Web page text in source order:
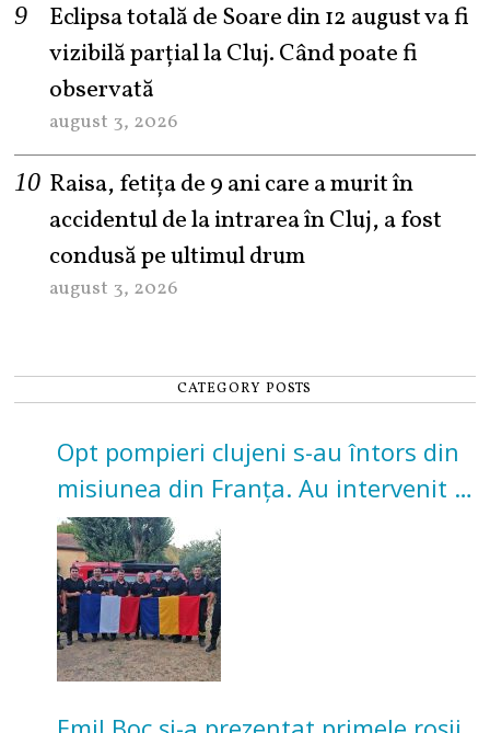
Eclipsa totală de Soare din 12 august va fi
vizibilă parțial la Cluj. Când poate fi
observată
august 3, 2026
Raisa, fetița de 9 ani care a murit în
accidentul de la intrarea în Cluj, a fost
condusă pe ultimul drum
august 3, 2026
CATEGORY POSTS
Opt pompieri clujeni s-au întors din
misiunea din Franța. Au intervenit la
incendii de vegetație și pădure